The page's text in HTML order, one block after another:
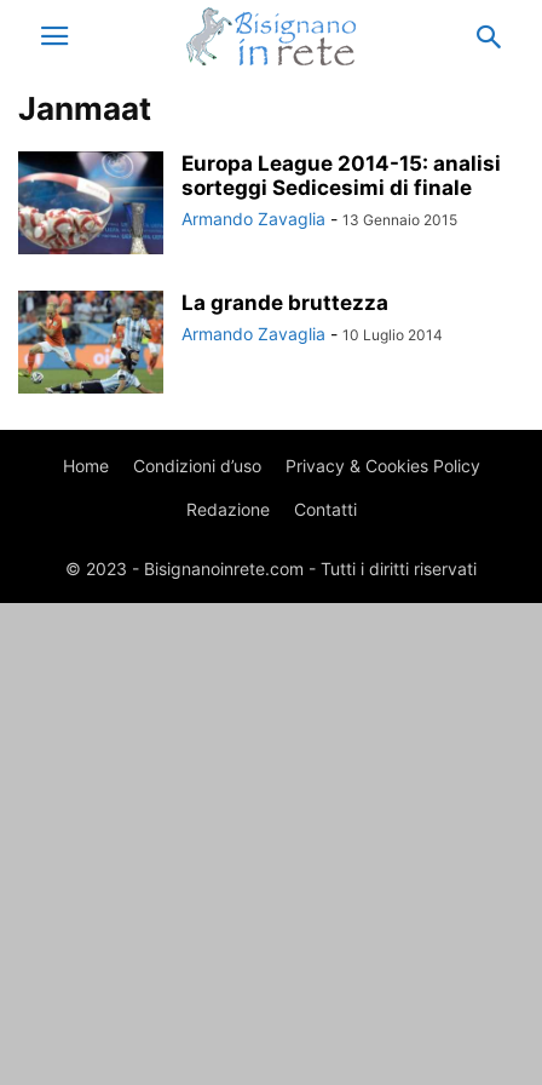
Janmaat
Europa League 2014-15: analisi
sorteggi Sedicesimi di finale
Armando Zavaglia - 13 Gennaio 2015
La grande bruttezza
Armando Zavaglia - 10 Luglio 2014
Home Condizioni d’uso Privacy & Cookies Policy
Redazione Contatti
© 2023 - Bisignanoinrete.com - Tutti i diritti riservati